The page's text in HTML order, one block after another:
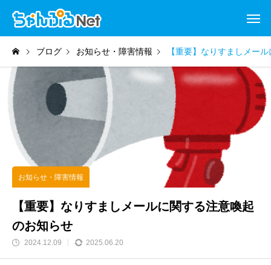
ブログ お知らせ・障害情報 【重要】なりすましメー
お知らせ・障害情報
【重要】なりすましメールに関する注意喚起
のお知らせ
2024.12.09 2025.06.20